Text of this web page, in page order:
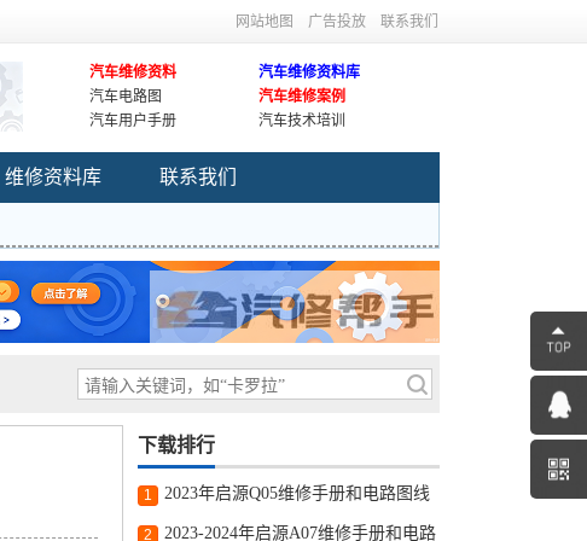
网站地图 广告投放 联系我们
汽车维修资料
汽车维修资料库
汽车电路图
汽车维修案例
汽车用户手册
汽车技术培训
维修资料库 联系我们
下载排行
1
2023年启源Q05维修手册和电路图线
路图修车资源下载
2 2023-2024年启源A07维修手册和电路